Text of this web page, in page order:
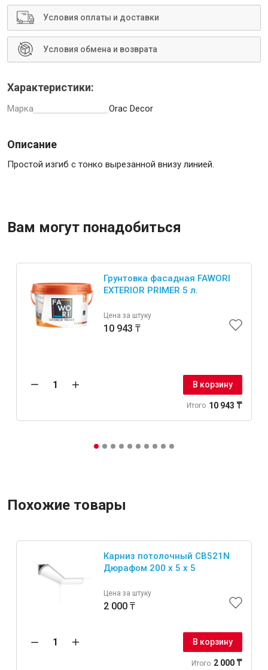
Условия оплаты и доставки
Условия обмена и возврата
Характеристики:
Марка Orac Decor
Описание
Простой изгиб с тонко вырезанной внизу линией.
Вам могут понадобиться
Грунтовка фасадная FAWORI
EXTERIOR PRIMER 5 л.
Цена за штуку
10 943 ₸
В корзину
Итого 10 943 ₸
Похожие товары
Карниз потолочный CB521N
Дюрафом 200 x 5 x 5
Цена за штуку
2 000 ₸
В корзину
Итого 2 000 ₸
Инструменты
Малярный инструмент
Ещё 2
Сантехника
Крепежи